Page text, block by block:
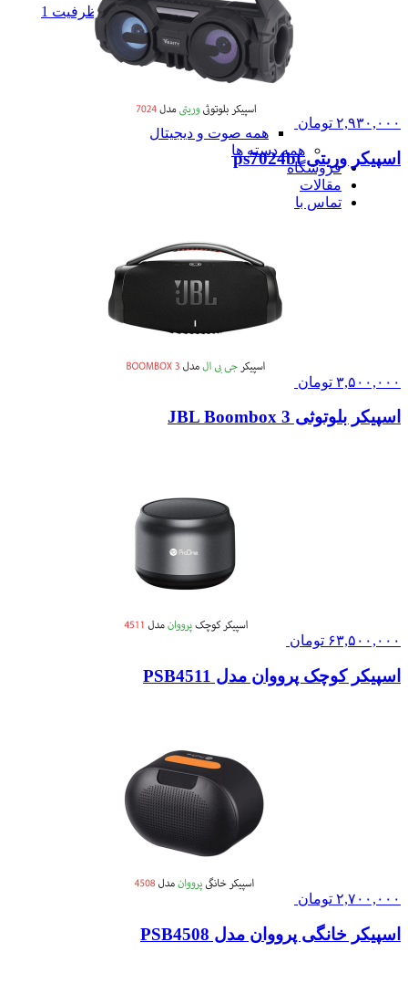
پلی استیشن 5 دیجیتال ظرفیت 1
ترابایت 2000
پلی استیشن پورتال
بازی پلی استیشن 5
بازی پلی استیشن 4
همه پلی استیشن
همه صوت و دیجیتال
همه دسته ها
فروشگاه
مقالات
تماس با ما
۲,۹۳۰,۰۰۰ تومان
اسپیکر وریتی ps7024bt
۳,۵۰۰,۰۰۰ تومان
اسپیکر بلوتوثی JBL Boombox 3
۶۳,۵۰۰,۰۰۰ تومان
اسپیکر کوچک پرووان مدل PSB4511
۲,۷۰۰,۰۰۰ تومان
اسپیکر خانگی پرووان مدل PSB4508